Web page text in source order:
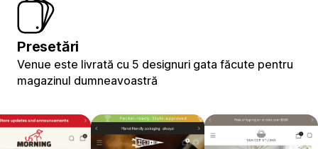
Presetări
Venue este livrată cu 5 designuri gata făcute pentru
magazinul dumneavoastră